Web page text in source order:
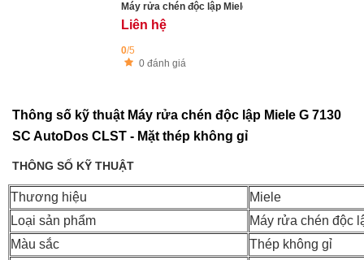
Máy rửa chén độc lập Miele G 5310 SC EDST Active
Liên hệ
0/5
0 đánh giá
Thông số kỹ thuật Máy rửa chén độc lập Miele G 7130
SC AutoDos CLST - Mặt thép không gỉ
THÔNG SỐ KỸ THUẬT
Thương hiệu
Miele
Loại sản phẩm
Máy rửa chén độc
Màu sắc
Thép không gỉ